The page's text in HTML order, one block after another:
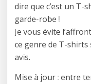
dire que c’est un T-
garde-robe !
Je vous évite
ce genre de T-
avis.
Mise à jour : entre